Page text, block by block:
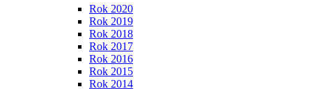
Rok 2020
Rok 2019
Rok 2018
Rok 2017
Rok 2016
Rok 2015
Rok 2014